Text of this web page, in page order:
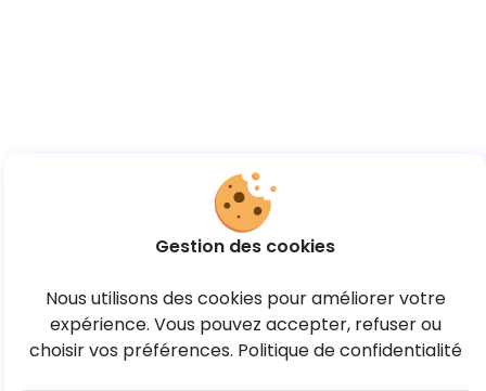
Gestion des cookies
Nous utilisons des cookies pour améliorer votre
expérience. Vous pouvez accepter, refuser ou
choisir vos préférences. Politique de confidentialité